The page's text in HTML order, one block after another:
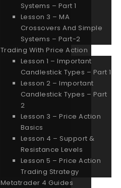
Systems – Part 1
Lesson 3 – MA
Crossovers And Simple
Systems – Part-2
Trading With Price Action
Lesson 1 – Important
Candlestick Types – Part 1
Lesson 2 – Important
Candlestick Types – Part
2
Lesson 3 – Price Action
Basics
Lesson 4 – Support &
Resistance Levels
Lesson 5 – Price Action
Trading Strategy
Metatrader 4 Guides